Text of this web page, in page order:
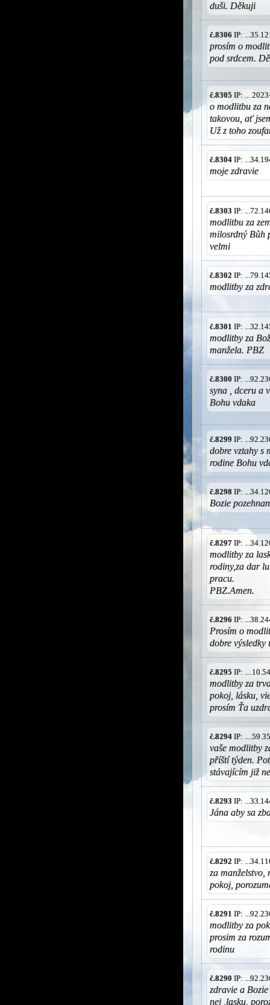
duši. Děkuji
č.8306 IP:
prosím o
pod srdcem.
č.8305 IP: ...
o modlitbu za
takovou, ať
Už z toho
č.8304 IP:
moje zdravie
č.8303 IP:
modlitbu za
milosrdný Bůh
velmi
č.8302 IP:
modlitby za
č.8301 IP:
modlitby za
manžela. PBZ
č.8300 IP:
syna , dceru a
Bohu vdaka
č.8299 IP:
dobre vztahy s
rodine Bohu
č.8298 IP:
Bozie
č.8297 IP:
modlitby za
rodiny,za dar
pracu.
PBZ.Amen.
č.8296 IP:
Prosím o
dobre
č.8295 IP:
modlitby za
pokoj, lásku,
prosím Ťa
č.8294 IP:
vaše modlitby
příští týden.
stávajícím již
č.8293 IP:
Jána aby sa
č.8292 IP:
za manželstvo,
pokoj,
č.8291 IP:
modlitby za
prosim za
rodinu
č.8290 IP:
zdravie a
nej ,lasku,